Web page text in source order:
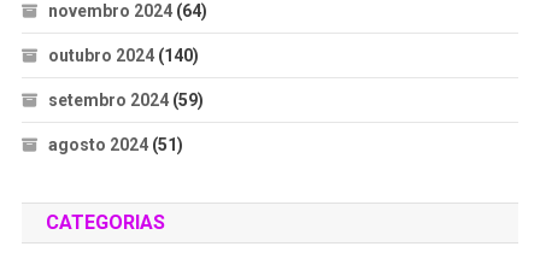
novembro 2024(64)
outubro 2024(140)
setembro 2024(59)
agosto 2024(51)
CATEGORIAS